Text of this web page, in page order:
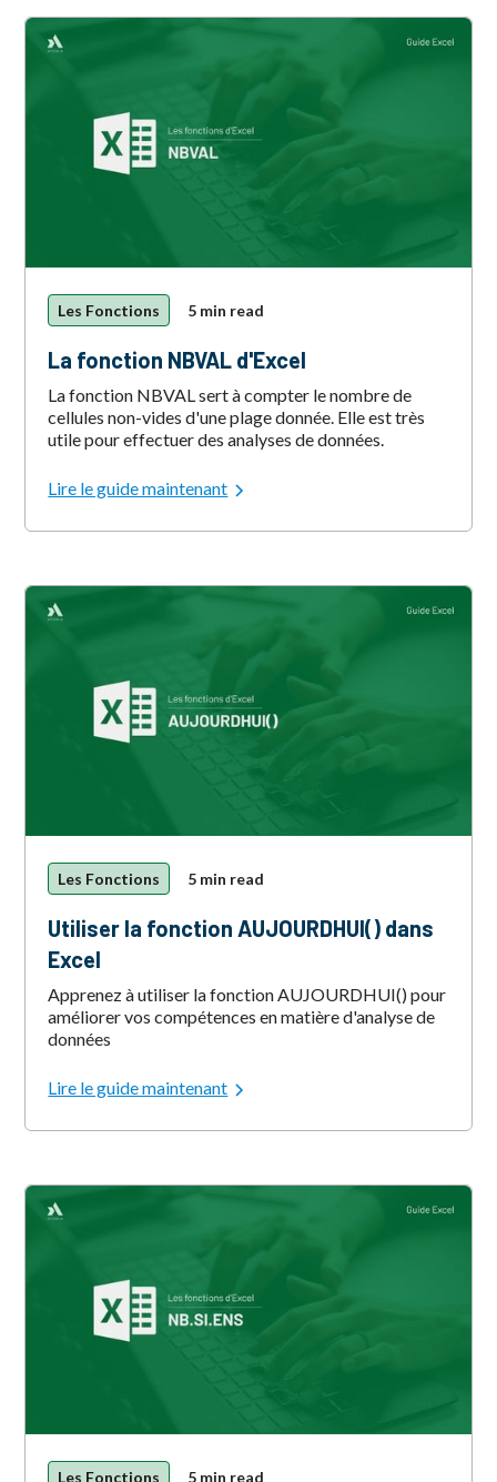
Les Fonctions 5 min read
La fonction NBVAL d'Excel
La fonction NBVAL sert à compter le nombre de
cellules non-vides d'une plage donnée. Elle est très
utile pour effectuer des analyses de données.
Lire le guide maintenant
Les Fonctions 5 min read
Utiliser la fonction AUJOURDHUI() dans
Excel
Apprenez à utiliser la fonction AUJOURDHUI() pour
améliorer vos compétences en matière d'analyse de
données
Lire le guide maintenant
Les Fonctions 5 min read